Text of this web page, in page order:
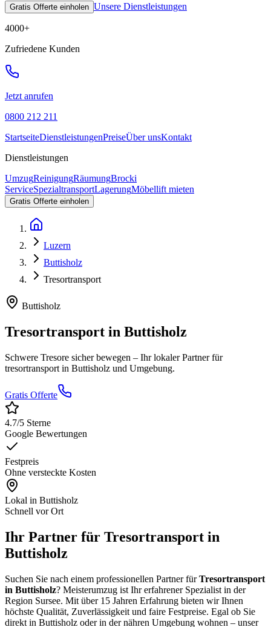
Gratis Offerte einholen Unsere Dienstleistungen
4000+
Zufriedene Kunden
Jetzt anrufen
0800 212 211
StartseiteDienstleistungenPreiseÜber unsKontakt
Dienstleistungen
UmzugReinigungRäumungBrocki
ServiceSpezialtransportLagerungMöbellift mieten
Gratis Offerte einholen
Luzern
Buttisholz
Tresortransport
Buttisholz
Tresortransport in Buttisholz
Schwere Tresore sicher bewegen – Ihr lokaler Partner für
tresortransport in Buttisholz und Umgebung.
Gratis Offerte
4.7/5 Sterne
Google Bewertungen
Festpreis
Ohne versteckte Kosten
Lokal in Buttisholz
Schnell vor Ort
Ihr Partner für Tresortransport in
Buttisholz
Suchen Sie nach einem professionellen Partner fürTresortransport
in Buttisholz? Meisterumzug ist Ihr erfahrener Spezialist in der
Region Sursee. Mit über 15 Jahren Erfahrung bieten wir Ihnen
höchste Qualität, Zuverlässigkeit und faire Festpreise. Egal ob Sie
direkt in Buttisholz oder in der nähren Umgebung wohnen – unser